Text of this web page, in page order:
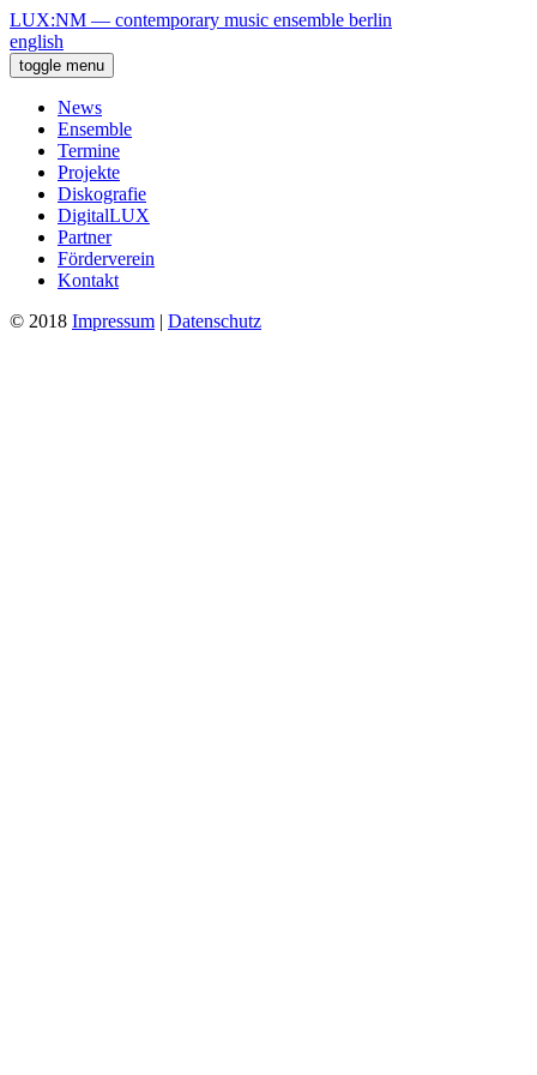
LUX:NM — contemporary music ensemble berlin
english
toggle menu
News
Ensemble
Termine
Projekte
Diskografie
DigitalLUX
Partner
Förderverein
Kontakt
© 2018 Impressum | Datenschutz